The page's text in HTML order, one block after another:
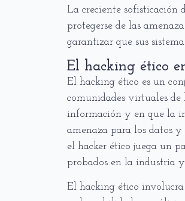
La creciente sofisticación
protegerse de las
garantizar que sus
El hacking ético
El hacking ético es un
comunidades virtuales de
información y en que la
amenaza para los datos
el hacker ético juega un
probados en la industria
El hacking ético involucra